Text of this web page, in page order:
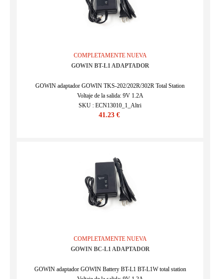
COMPLETAMENTE NUEVA
GOWIN BT-L1 ADAPTADOR
GOWIN adaptador GOWIN TKS-202/202R/302R Total Station
Voltaje de la salida: 9V 1.2A
SKU : ECN13010_1_Altri
41.23 €
COMPLETAMENTE NUEVA
GOWIN BC-L1 ADAPTADOR
GOWIN adaptador GOWIN Battery BT-L1 BT-L1W total station